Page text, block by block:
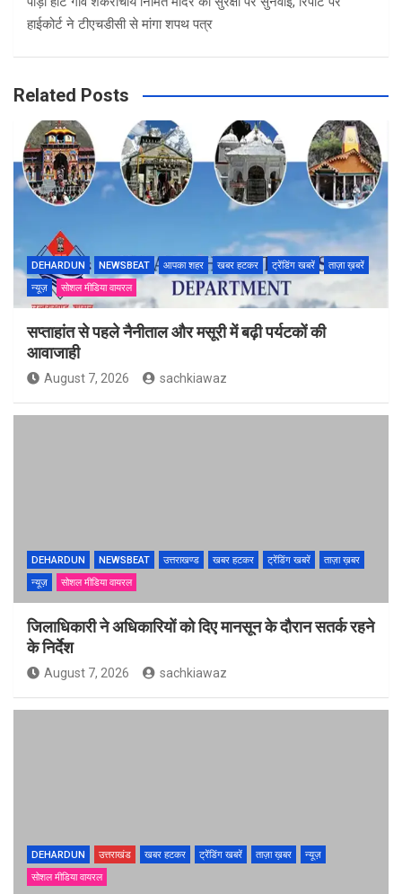
हाईकोर्ट ने टीएचडीसी से मांगा शपथ पत्र
Related Posts
DEHARDUN NEWSBEAT आपका शहर खबर हटकर ट्रेंडिंग खबरें
ताज़ा ख़बरें
न्यूज़
सोशल मीडिया वायरल
सप्ताहांत से पहले नैनीताल और मसूरी में बढ़ी पर्यटकों की
आवाजाही
August 7, 2026 sachkiawaz
DEHARDUN NEWSBEAT उत्तराखण्ड खबर हटकर ट्रेंडिंग खबरें
ताज़ा ख़बर
न्यूज़
सोशल मीडिया वायरल
जिलाधिकारी ने अधिकारियों को दिए मानसून के दौरान सतर्क रहने
के निर्देश
August 7, 2026 sachkiawaz
DEHARDUN उत्तराखंड खबर हटकर ट्रेंडिंग खबरें ताज़ा ख़बर
न्यूज़
सोशल मीडिया वायरल